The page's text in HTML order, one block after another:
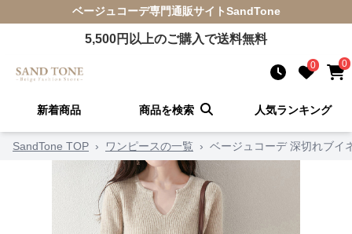
ベージュコーデ専門通販サイトSandTone
5,500円以上のご購入で送料無料
0 0
新着商品 商品を検索 人気ランキング
SandTone TOP › ワンピースの一覧 › ベージュコーデ 深切れブイ